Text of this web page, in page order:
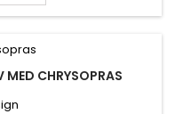
MED CHRYSOPRAS